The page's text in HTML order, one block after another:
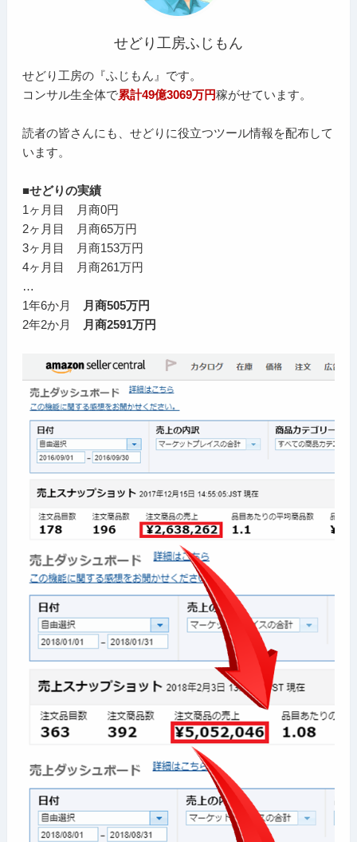
せどり工房ふじもん
せどり工房の『ふじもん』です。
コンサル生全体で累計49億3069万円稼がせています。
読者の皆さんにも、せどりに役立つツール情報を配布して
います。
■せどりの実績
1ヶ月目 月商0円
2ヶ月目 月商65万円
3ヶ月目 月商153万円
4ヶ月目 月商261万円
…
1年6か月
月商505万円
2年2か月
月商2591万円